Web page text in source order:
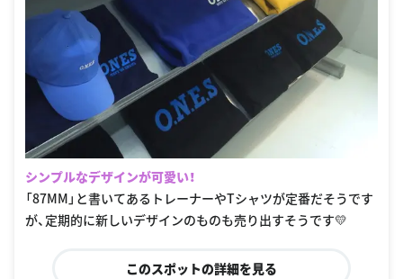
シンプルなデザインが可愛い！
「87MM」と書いてあるトレーナーやTシャツが定番だそうです
が、定期的に新しいデザインのものも売り出すそうです💛
このスポットの詳細を見る